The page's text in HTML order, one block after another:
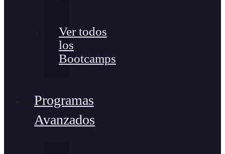
Ver todos
los
Bootcamps
Programas
Avanzados